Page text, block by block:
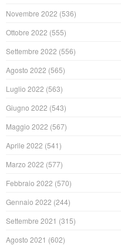
Novembre 2022 (536)
Ottobre 2022 (555)
Settembre 2022 (556)
Agosto 2022 (565)
Luglio 2022 (563)
Giugno 2022 (543)
Maggio 2022 (567)
Aprile 2022 (541)
Marzo 2022 (577)
Febbraio 2022 (570)
Gennaio 2022 (244)
Settembre 2021 (315)
Agosto 2021 (602)